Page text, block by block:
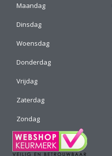
Maandag
Dinsdag
Woensdag
Donderdag
Vrijdag
Zaterdag
Zondag